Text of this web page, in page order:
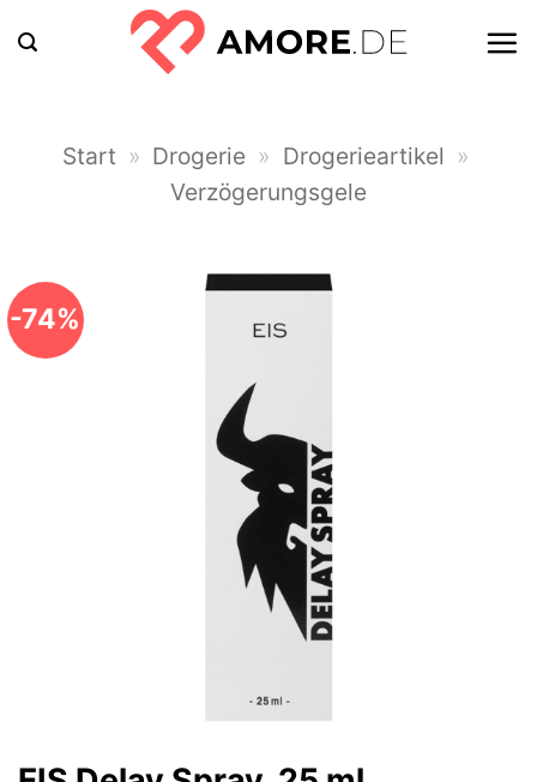
Inhalt
Start » Drogerie » Drogerieartikel »
Verzögerungsgele
-74%